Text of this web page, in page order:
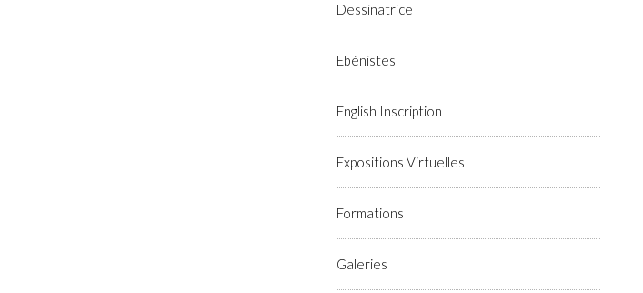
Dessinatrice
Ebénistes
English Inscription
Expositions Virtuelles
Formations
Galeries